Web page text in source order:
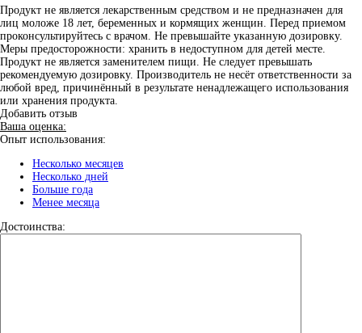
Продукт не является лекарственным средством и не предназначен для
лиц моложе 18 лет, беременных и кормящих женщин. Перед приемом
проконсультируйтесь с врачом. Не превышайте указанную дозировку.
Меры предосторожности: хранить в недоступном для детей месте.
Продукт не является заменителем пищи. Не следует превышать
рекомендуемую дозировку. Производитель не несёт ответственности за
любой вред, причинённый в результате ненадлежащего использования
или хранения продукта.
Добавить отзыв
Ваша оценка:
Опыт использования:
Несколько месяцев
Несколько дней
Больше года
Менее месяца
Достоинства: